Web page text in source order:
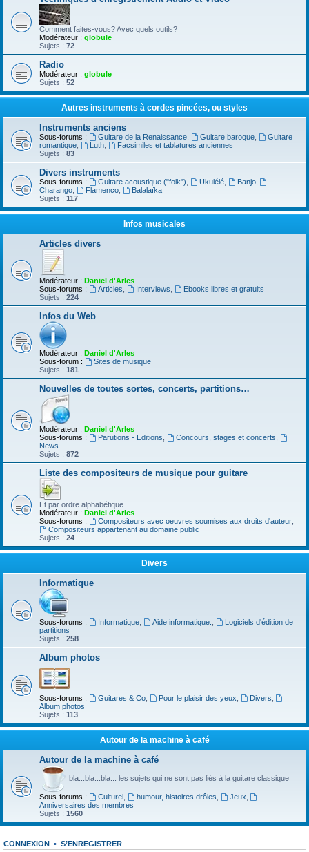
Comment faites-vous? Avec quels outils?
Modérateur : globule
Sujets : 72
Radio
Modérateur : globule
Sujets : 52
Autres instruments à cordes pincées, ou styles
Instruments anciens
Sous-forums : Guitare de la Renaissance, Guitare baroque,
Guitare
romantique
Luth,
Facsimiles et tablatures anciennes
Sujets : 83
Divers instruments
Sous-forums : Guitare acoustique ("folk") Ukulélé, Banjo,
Charango
Flamenco,
Balalaïka
Sujets : 117
Infos musicales
Articles divers
Modérateur : Daniel d'Arles
Sous-forums :
Articles Interviews
Ebooks libres et gratuits
Sujets : 224
Infos du Web
Modérateur : Daniel d'Arles
Sous-forum :
Sites de musique
Sujets : 181
Nouvelles de toutes sortes, concerts, partitions…
Modérateur : Daniel d'Arles
Sous-forums :
Parutions - Editions Concours, stages et concerts
News
Sujets : 872
Liste des compositeurs de musique pour guitare
Et par ordre alphabétique
Modérateur : Daniel d'Arles
Sous-forums :
Compositeurs avec oeuvres soumises aux droits d'auteur,
Compositeurs appartenant au domaine public
Sujets : 24
Divers
Informatique
Sous-forums : Informatique, Aide informatique.
Logiciels d'édition de
partitions
Sujets : 258
Album photos
Sous-forums : Guitares & Co, Pour le plaisir des yeux Divers
Album photos
Sujets : 113
Autour de la machine à café
Autour de la machine à café
bla...bla...bla... les sujets qui ne sont pas liés à la guitare classique
Sous-forums : Culturel, humour, histoires drôles Jeux
Anniversaires des membres
Sujets : 1560
CONNEXION • S’ENREGISTRER